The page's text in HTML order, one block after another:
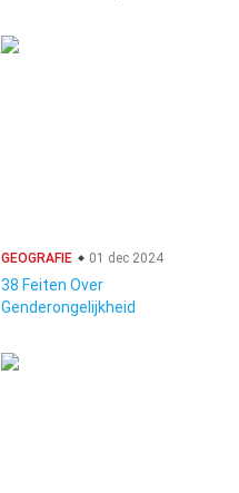
GEOGRAFIE 01 dec 2024
38 Feiten Over
Genderongelijkheid